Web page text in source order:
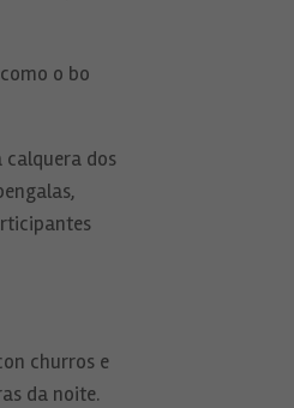
o bo
dos
churros e
da noite.